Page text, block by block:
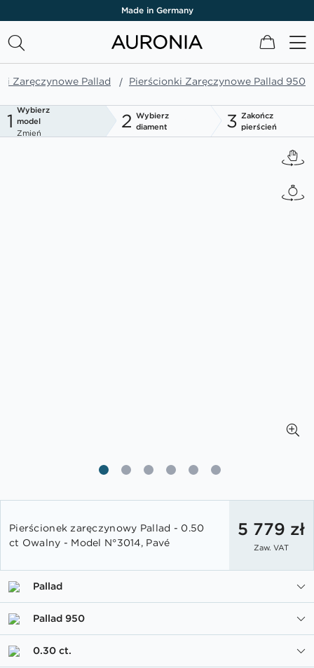
Made in Germany
Mój
Zaręczynowe Pallad Pierścionki Zaręczynowe Pallad 950
1 Wybierz
model
Zmień
2 Wybierz
diament
3 Zakończ
pierścień
początek
galerii
Pierścionek zaręczynowy Pallad - 0.50
ct Owalny - Model N°3014, Pavé
5 779 zł
Zaw. VAT
Pallad
Pallad 950
0.30 ct.